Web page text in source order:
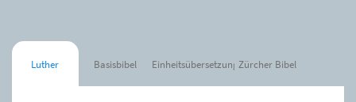
Luther Basisbibel Einheitsübersetzung Zürcher Bibel